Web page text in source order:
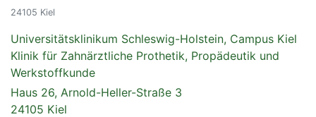
24105 Kiel
Universitätsklinikum Schleswig-Holstein, Campus Kiel
Klinik für Zahnärztliche Prothetik, Propädeutik und
Werkstoffkunde
Haus 26, Arnold-Heller-Straße 3
24105 Kiel